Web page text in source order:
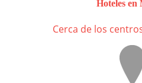
Hoteles en
Cerca de los